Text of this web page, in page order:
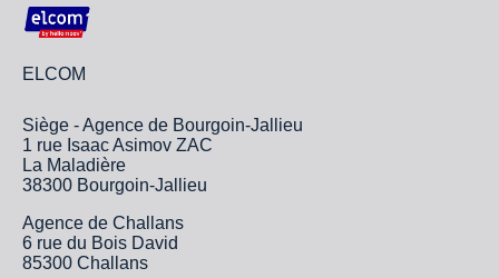
ELCOM
Siège - Agence de Bourgoin-Jallieu
1 rue Isaac Asimov ZAC
La Maladière
38300 Bourgoin-Jallieu
Agence de Challans
6 rue du Bois David
85300 Challans